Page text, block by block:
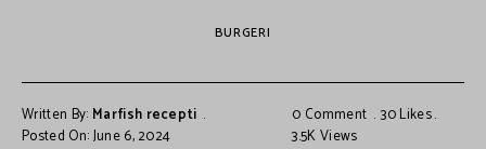
BURGERI
Written By: Marfish recepti
Posted On: June 6, 2024
0 Comment 30Likes
3.5KViews